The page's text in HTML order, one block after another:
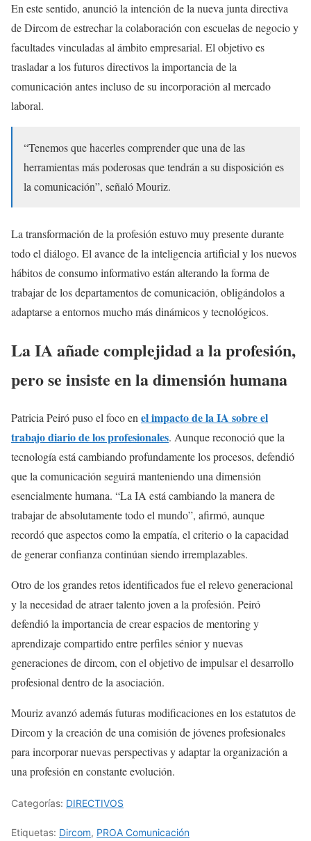
En este sentido, anunció la intención de la nueva junta directiva
de Dircom de estrechar la colaboración con escuelas de negocio y
facultades vinculadas al ámbito empresarial. El objetivo es
trasladar a los futuros directivos la importancia de la
comunicación antes incluso de su incorporación al mercado
laboral.
“Tenemos que hacerles comprender que una de las
herramientas más poderosas que tendrán a su disposición es
la comunicación”, señaló Mouriz.
La transformación de la profesión estuvo muy presente durante
todo el diálogo. El avance de la inteligencia artificial y los nuevos
hábitos de consumo informativo están alterando la forma de
trabajar de los departamentos de comunicación, obligándolos a
adaptarse a entornos mucho más dinámicos y tecnológicos.
La IA añade complejidad a la profesión,
pero se insiste en la dimensión humana
Patricia Peiró puso el foco enel impacto de la IA sobre el
trabajo diario de los profesionales. Aunque reconoció que la
tecnología está cambiando profundamente los procesos, defendió
que la comunicación seguirá manteniendo una dimensión
esencialmente humana. “La IA está cambiando la manera de
trabajar de absolutamente todo el mundo”, afirmó, aunque
recordó que aspectos como la empatía, el criterio o la capacidad
de generar confianza continúan siendo irremplazables.
Otro de los grandes retos identificados fue el relevo generacional
y la necesidad de atraer talento joven a la profesión. Peiró
defendió la importancia de crear espacios de mentoring y
aprendizaje compartido entre perfiles sénior y nuevas
generaciones de dircom, con el objetivo de impulsar el desarrollo
profesional dentro de la asociación.
Mouriz avanzó además futuras modificaciones en los estatutos de
Dircom y la creación de una comisión de jóvenes profesionales
para incorporar nuevas perspectivas y adaptar la organización a
una profesión en constante evolución.
Categorías: DIRECTIVOS
Etiquetas: Dircom, PROA Comunicación